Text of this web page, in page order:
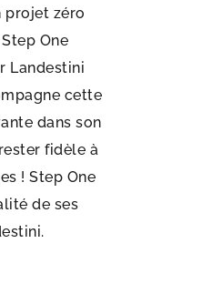
projet zéro
One
Landestini
cette
dans son
fidèle à
! Step One
de ses